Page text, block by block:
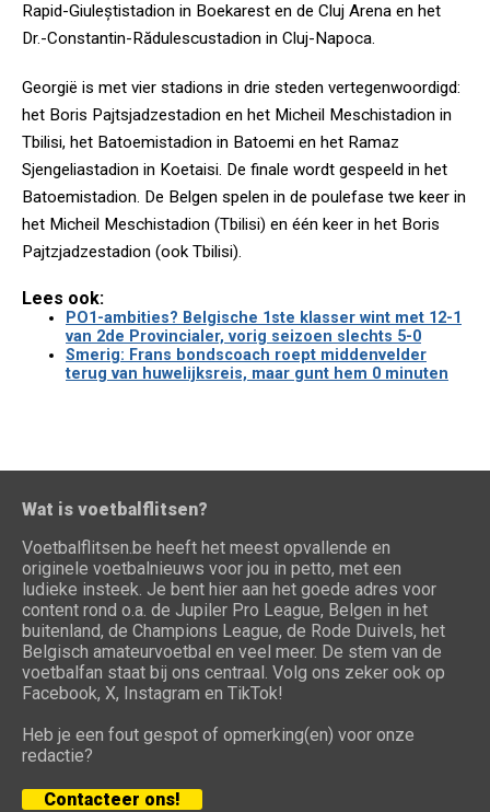
Rapid-Giuleștistadion in Boekarest en de Cluj Arena en het
Dr.-Constantin-Rădulescustadion in Cluj-Napoca.
Georgië is met vier stadions in drie steden vertegenwoordigd:
het Boris Pajtsjadzestadion en het Micheil Meschistadion in
Tbilisi, het Batoemistadion in Batoemi en het Ramaz
Sjengeliastadion in Koetaisi. De finale wordt gespeeld in het
Batoemistadion. De Belgen spelen in de poulefase twe keer in
het Micheil Meschistadion (Tbilisi) en één keer in het Boris
Pajtzjadzestadion (ook Tbilisi).
Lees ook:
PO1-ambities? Belgische 1ste klasser wint met 12-1
van 2de Provincialer, vorig seizoen slechts 5-0
Smerig: Frans bondscoach roept middenvelder
terug van huwelijksreis, maar gunt hem 0 minuten
Wat is voetbalflitsen?
Voetbalflitsen.be heeft het meest opvallende en
originele voetbalnieuws voor jou in petto, met een
ludieke insteek. Je bent hier aan het goede adres voor
content rond o.a. de Jupiler Pro League, Belgen in het
buitenland, de Champions League, de Rode Duivels, het
Belgisch amateurvoetbal en veel meer. De stem van de
voetbalfan staat bij ons centraal. Volg ons zeker ook op
Facebook, X, Instagram en TikTok!
Heb je een fout gespot of opmerking(en) voor onze
redactie?
Contacteer ons!